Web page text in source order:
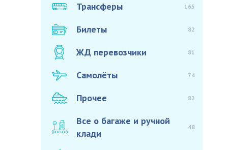
Трансферы 165
Билеты 82
ЖД перевозчики 81
Самолёты 74
Прочее 82
Все о багаже и ручной
клади
48